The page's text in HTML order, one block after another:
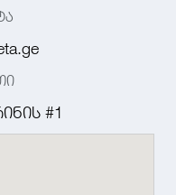
#1